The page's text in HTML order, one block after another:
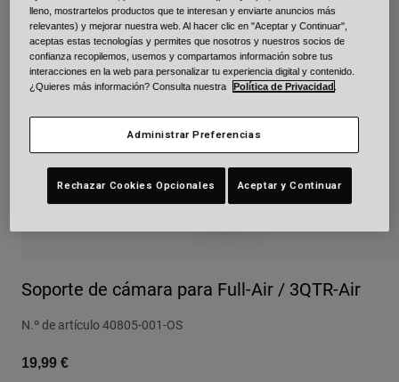
Adventure
Retro
Recambios
Ver todo
Urban
BMX
Ver todo
Soporte de cámara para Full-Air / 3QTR-Air
N.º de artículo40805-001-OS
19,99 €
lleno, mostrartelos productos que te interesan y enviarte anuncios más
relevantes) y mejorar nuestra web. Al hacer clic en "Aceptar y Continuar",
aceptas estas tecnologías y permites que nosotros y nuestros socios de
confianza recopilemos, usemos y compartamos información sobre tus
interacciones en la web para personalizar tu experiencia digital y contenido.
¿Quieres más información? Consulta nuestra
Política de Privacidad
Administrar Preferencias
Rechazar Cookies Opcionales Aceptar y Continuar